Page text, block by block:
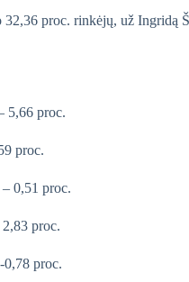
32,36 proc. rinkėjų, už
5,66 proc.
proc.
0,51 proc.
proc.
proc.